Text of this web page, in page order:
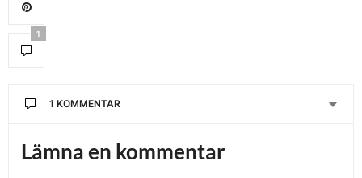
1
1 KOMMENTAR
Lämna en kommentar